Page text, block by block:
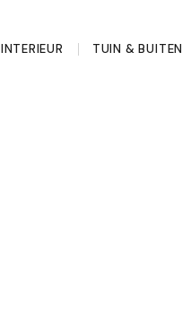
INTERIEUR TUIN & BUITEN